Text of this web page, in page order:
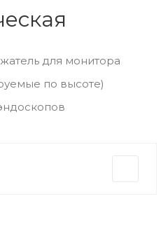
для монитора
по высоте)